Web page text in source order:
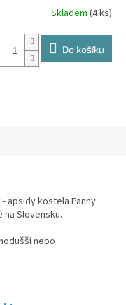
Skladem (4 ks)
Do košíku
apsidy kostela Panny
na Slovensku.
nebo